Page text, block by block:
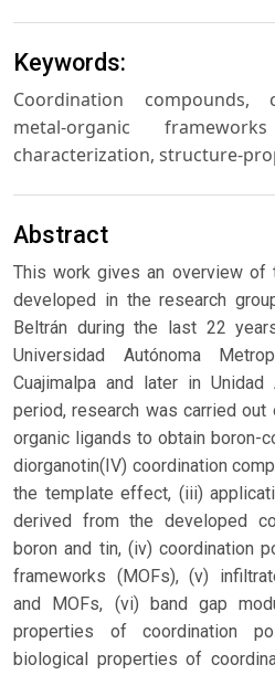
Keywords:
Coordination compounds,
metal-organic
characterization, structure-
Abstract
This work gives an overview of
developed in the research
Beltrán during the last 22
Universidad Autónoma
Cuajimalpa and later in Unidad
period, research was carried
organic ligands to obtain boron-
diorganotin(IV) coordination
the template effect, (iii)
derived from the developed
boron and tin, (iv) coordination
frameworks (MOFs), (v)
and MOFs, (vi) band gap
properties of coordination
biological properties of